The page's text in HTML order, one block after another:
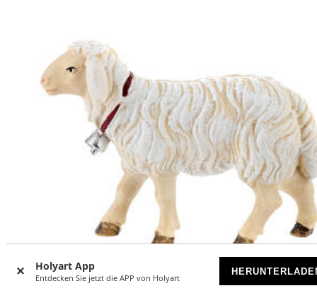
Holyart App
Entdecken Sie jetzt die APP von Holyart